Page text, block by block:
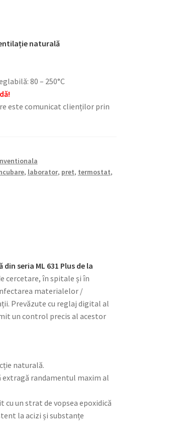
naturală
80 – 250°C
este comunicat clienților prin
, laborator, pret, termostat,
seria ML 631 Plus de la
cercetare, în spitale și în
materialelor /
Prevăzute cu reglaj digital al
un control precis al acestor
naturală.
extragă randamentul maxim al
un strat de vopsea epoxidică
la acizi și substanțe